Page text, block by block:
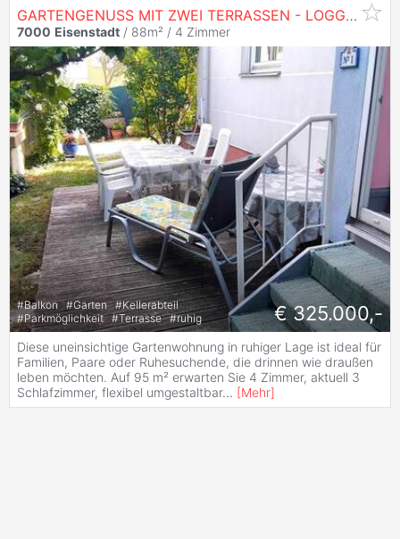
GARTENGENUSS MIT ZWEI TERRASSEN - LOGGIA - TIEFGARAGENPLATZ
7000 Eisenstadt / 88m² / 4 Zimmer
#Balkon #Garten #Kellerabteil
#Parkmöglichkeit #Terrasse #ruhig € 325.000,-
Diese uneinsichtige Gartenwohnung in ruhiger Lage ist ideal für
Familien, Paare oder Ruhesuchende, die drinnen wie draußen
leben möchten. Auf 95 m² erwarten Sie 4 Zimmer, aktuell 3
Schlafzimmer, flexibel umgestaltbar... [Mehr]